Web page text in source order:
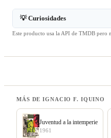
💡 Curiosidades
Este producto usa la API de TMDB pero
MÁS DE IGNACIO F. IQUINO
Juventud a la intemperie
1961